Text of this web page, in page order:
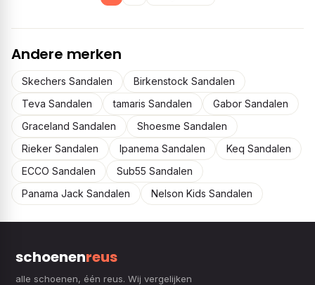
Andere merken
Skechers Sandalen
Birkenstock Sandalen
Teva Sandalen
tamaris Sandalen
Gabor Sandalen
Graceland Sandalen
Shoesme Sandalen
Rieker Sandalen
Ipanema Sandalen
Keq Sandalen
ECCO Sandalen
Sub55 Sandalen
Panama Jack Sandalen
Nelson Kids Sandalen
schoenenreus
alle schoenen, één reus. Wij vergelijken